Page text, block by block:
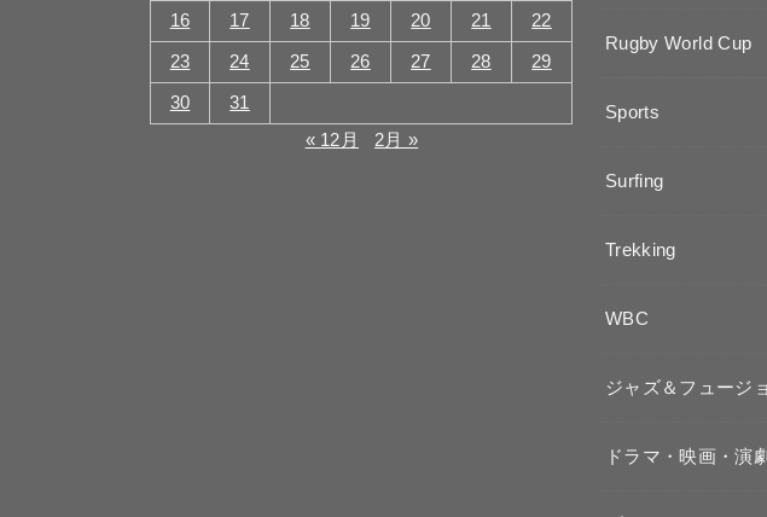
16 17 18 19 20 21 22
23 24 25 26 27 28 29
30
31
« 12月
2月 »
Rugby World Cup
Sports
Surfing
Trekking
WBC
ジャズ＆フュージ
ドラマ・映画・演劇